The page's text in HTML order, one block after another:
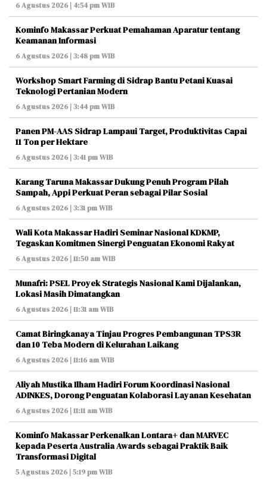
6 Agustus 2026 | 4:54 pm WIB
Kominfo Makassar Perkuat Pemahaman Aparatur tentang
Keamanan Informasi
6 Agustus 2026 | 3:48 pm WIB
Workshop Smart Farming di Sidrap Bantu Petani Kuasai
Teknologi Pertanian Modern
6 Agustus 2026 | 3:44 pm WIB
Panen PM-AAS Sidrap Lampaui Target, Produktivitas Capai
11 Ton per Hektare
6 Agustus 2026 | 3:41 pm WIB
Karang Taruna Makassar Dukung Penuh Program Pilah
Sampah, Appi Perkuat Peran sebagai Pilar Sosial
6 Agustus 2026 | 3:31 pm WIB
Wali Kota Makassar Hadiri Seminar Nasional KDKMP,
Tegaskan Komitmen Sinergi Penguatan Ekonomi Rakyat
6 Agustus 2026 | 11:50 am WIB
Munafri: PSEL Proyek Strategis Nasional Kami Dijalankan,
Lokasi Masih Dimatangkan
6 Agustus 2026 | 11:31 am WIB
Camat Biringkanaya Tinjau Progres Pembangunan TPS3R
dan 10 Teba Modern di Kelurahan Laikang
6 Agustus 2026 | 11:16 am WIB
Aliyah Mustika Ilham Hadiri Forum Koordinasi Nasional
ADINKES, Dorong Penguatan Kolaborasi Layanan Kesehatan
6 Agustus 2026 | 11:11 am WIB
Kominfo Makassar Perkenalkan Lontara+ dan MARVEC
kepada Peserta Australia Awards sebagai Praktik Baik
Transformasi Digital
5 Agustus 2026 | 5:19 pm WIB